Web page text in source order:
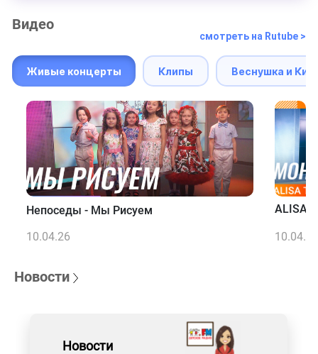
Видео
смотреть на Rutube >
Живые концерты Клипы Веснушка и
Непоседы - Мы Рисуем
10.04.26
ALISA
10.04.26
Новости
Новости